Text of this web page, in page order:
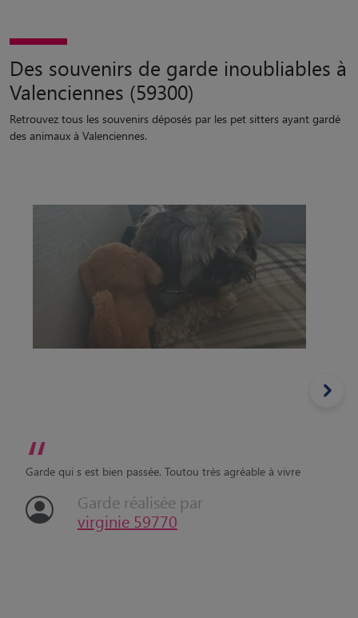
Des souvenirs de garde inoubliables à
Valenciennes (59300)
Retrouvez tous les souvenirs déposés par les pet sitters ayant gardé
des animaux à Valenciennes.
“
Garde qui s est bien passée. Toutou très agréable à vivre
Garde réalisée par
virginie 59770